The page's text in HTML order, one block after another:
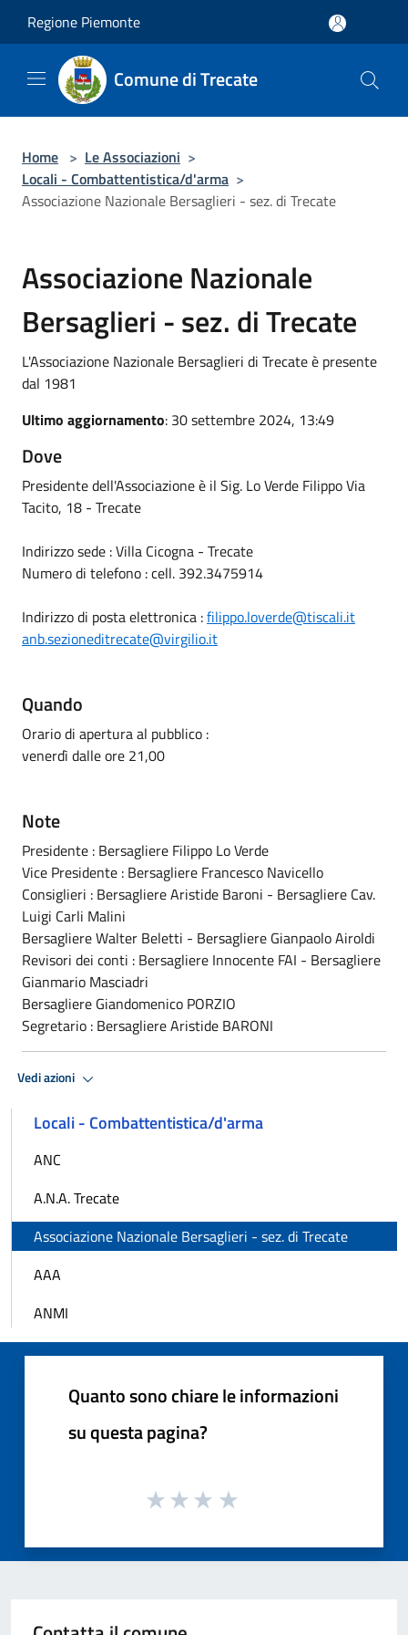
Regione Piemonte
Comune di Trecate
Home > Le Associazioni >
Locali - Combattentistica/d'arma >
Associazione Nazionale Bersaglieri - sez. di Trecate
Associazione Nazionale
Bersaglieri - sez. di Trecate
L'Associazione Nazionale Bersaglieri di Trecate è presente
dal 1981
Ultimo aggiornamento: 30 settembre 2024, 13:49
Dove
Presidente dell'Associazione è il Sig. Lo Verde Filippo Via
Tacito, 18 - Trecate
Indirizzo sede : Villa Cicogna - Trecate
Numero di telefono : cell. 392.3475914
Indirizzo di posta elettronica :filippo.loverde@tiscali.it
anb.sezioneditrecate@virgilio.it
Quando
Orario di apertura al pubblico :
venerdì dalle ore 21,00
Note
Presidente : Bersagliere Filippo Lo Verde
Vice Presidente : Bersagliere Francesco Navicello
Consiglieri : Bersagliere Aristide Baroni - Bersagliere Cav.
Luigi Carli Malini
Bersagliere Walter Beletti - Bersagliere Gianpaolo Airoldi
Revisori dei conti : Bersagliere Innocente FAI - Bersagliere
Gianmario Masciadri
Bersagliere Giandomenico PORZIO
Segretario : Bersagliere Aristide BARONI
Vedi azioni
Locali - Combattentistica/d'arma
ANC
A.N.A. Trecate
Associazione Nazionale Bersaglieri - sez. di Trecate
AAA
ANMI
Quanto sono chiare le informazioni
su questa pagina?